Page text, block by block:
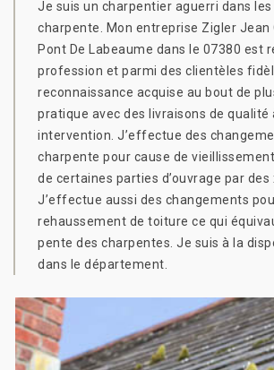
Je suis un charpentier aguerri dans
charpente. Mon entreprise Zigler Jean
Pont De Labeaume dans le 07380 est
profession et parmi des clientèles
reconnaissance acquise au bout de
pratique avec des livraisons de qualité
intervention. J’effectue des
charpente pour cause de
de certaines parties d’ouvrage par des
J’effectue aussi des changements
rehaussement de toiture ce qui
pente des charpentes. Je suis à la
dans le département.